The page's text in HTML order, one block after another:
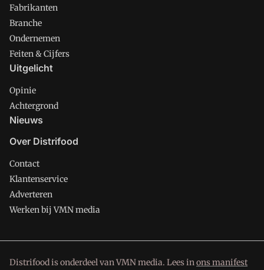
Fabrikanten
Branche
Ondernemen
Feiten & Cijfers
Uitgelicht
Opinie
Achtergrond
Nieuws
Over Distrifood
Contact
Klantenservice
Adverteren
Werken bij VMN media
Distrifood is onderdeel van VMN media. Lees inons manifest